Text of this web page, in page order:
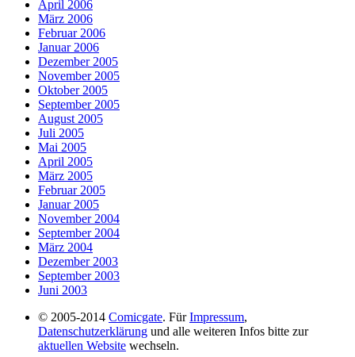
April 2006
März 2006
Februar 2006
Januar 2006
Dezember 2005
November 2005
Oktober 2005
September 2005
August 2005
Juli 2005
Mai 2005
April 2005
März 2005
Februar 2005
Januar 2005
November 2004
September 2004
März 2004
Dezember 2003
September 2003
Juni 2003
© 2005-2014 Comicgate. FürImpressum,
Datenschutzerklärung und alle weiteren Infos bitte zur
aktuellen Website wechseln.